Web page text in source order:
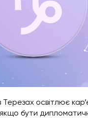
освітлює
якщо бути